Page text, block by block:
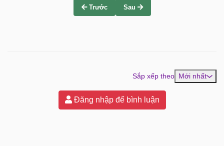
Trước Sau
Sắp xếp theo Mới nhất
Đăng nhập để bình luận